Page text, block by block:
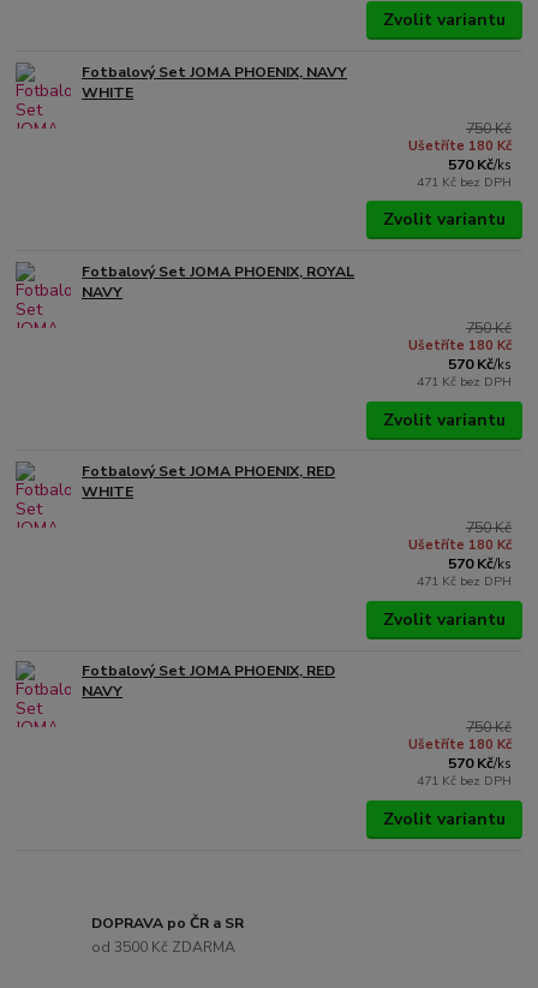
Zvolit variantu
Fotbalový Set JOMA PHOENIX, NAVY
WHITE
750 Kč
Ušetříte 180 Kč
570 Kč/ks
471 Kč bez DPH
Zvolit variantu
Fotbalový Set JOMA PHOENIX, ROYAL
NAVY
750 Kč
Ušetříte 180 Kč
570 Kč/ks
471 Kč bez DPH
Zvolit variantu
Fotbalový Set JOMA PHOENIX, RED
WHITE
750 Kč
Ušetříte 180 Kč
570 Kč/ks
471 Kč bez DPH
Zvolit variantu
Fotbalový Set JOMA PHOENIX, RED
NAVY
750 Kč
Ušetříte 180 Kč
570 Kč/ks
471 Kč bez DPH
Zvolit variantu
DOPRAVA po ČR a SR
od 3500 Kč ZDARMA